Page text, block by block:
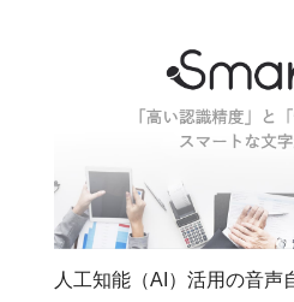
人工知能（AI）活用の音声